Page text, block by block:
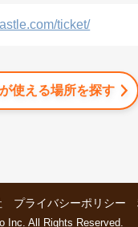
ticket/
使える場所を探す
プライバシーポリシー
Inc. All Rights Reserved.